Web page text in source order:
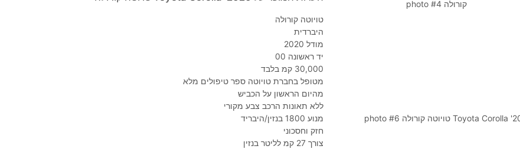
טויוטה קורולה
היברדית
מודל 2020
יד ראשונה 00
30,000 קמ בלבד
מטופל בחברת טויוטה ספר טיפולים מלא
מהיום הראשון על הכביש
ללא תאונות הרכב צבע מקורי
מנוע 1800 בנזין/היבריד
חזק וחסכוני
צורך 27 קמ לליטר בנזין